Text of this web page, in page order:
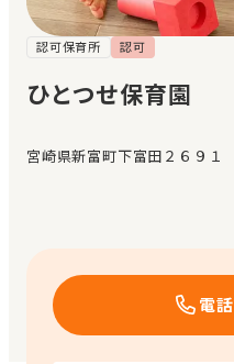
メッセージ
おすすめの園
エンクルの特徴と活用方法
認可保育所 認可
ひとつせ保育園
宮崎県新富町下富田２６９１
電